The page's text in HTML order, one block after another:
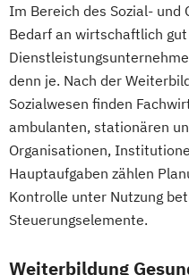
Ernährungsberater
(inkl. Ernährung C-
Ernährungsberater
Ernährungsberater
Ernährung
Im Bereich des Sozial-
Bedarf an wirtschaftlich
denn je. Nach der
Sozialwesen finden
ambulanten, stationären
Organisationen,
Hauptaufgaben zählen
Kontrolle unter Nutzung
Steuerungselemente.
Weiterbildung